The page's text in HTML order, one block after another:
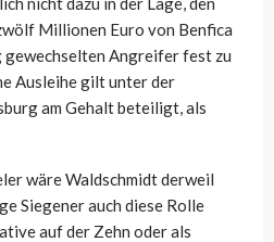
Millionen Euro von Benfica
gewechselten Angreifer fest zu
Ausleihe gilt unter der
am Gehalt beteiligt, als
wäre Waldschmidt derweil
Siegener auch diese Rolle
auf der Zehn oder als